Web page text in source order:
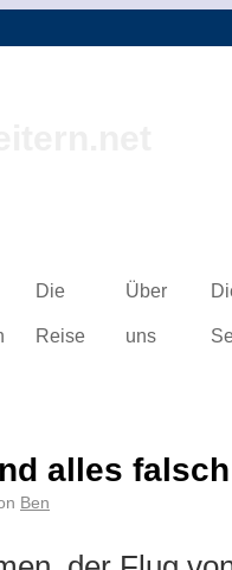
Die
Reise
Über
uns
alles
Ben